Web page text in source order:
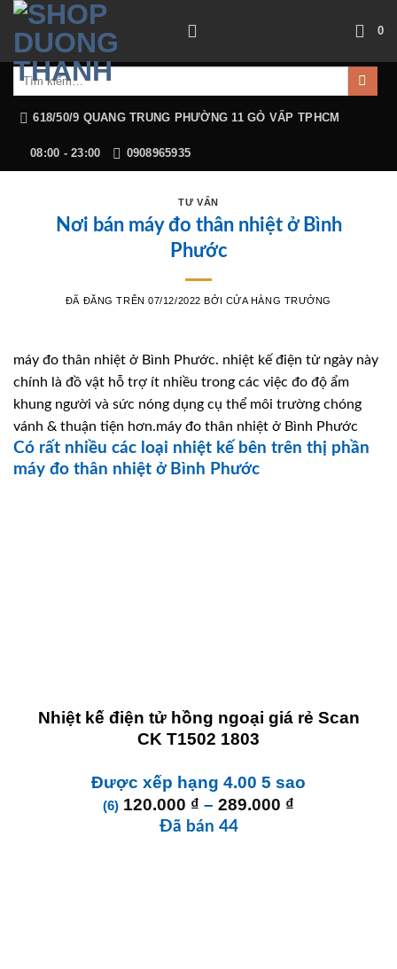
Chuyển
đến
nội
dung
0
Tìm
618/50/9 QUANG TRUNG PHƯỜNG 11 GÒ VẤP TPHCM
08:00 - 23:00 0908965935
TƯ VẤN
Nơi bán máy đo thân nhiệt ở Bình
Phước
ĐÃ ĐĂNG TRÊN07/12/2022 BỞI CỬA HÀNG TRƯỞNG
máy đo thân nhiệt ở Bình Phước. nhiệt kế điện tử ngày này
chính là đồ vật hỗ trợ ít nhiều trong các việc đo độ ẩm
khung người và sức nóng dụng cụ thể môi trường chóng
vánh & thuận tiện hơn.máy đo thân nhiệt ở Bình Phước
Có rất nhiều các loại nhiệt kế bên trên thị phần
máy đo thân nhiệt ở Bình Phước
Nhiệt kế điện tử hồng ngoại giá rẻ Scan
CK T1502 1803
Được xếp hạng 4.00 5 sao
(6) 120.000 ₫ – 289.000 ₫
Đã bán 44